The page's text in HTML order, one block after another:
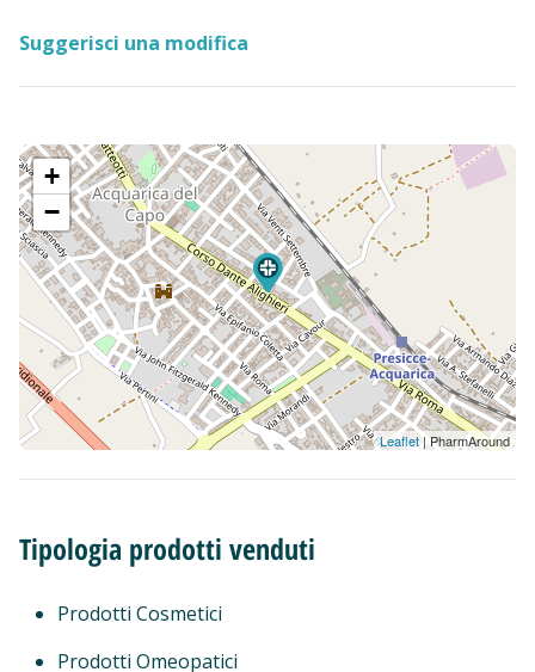
Suggerisci una modifica
+
−
Leaflet| PharmAround
Tipologia prodotti venduti
Prodotti Cosmetici
Prodotti Omeopatici